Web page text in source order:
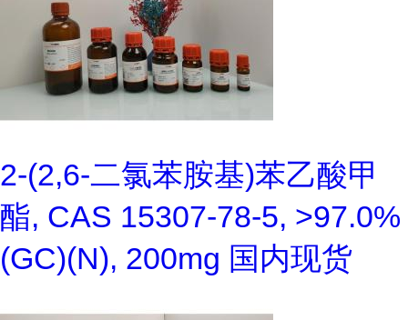
2-(2,6-二氯苯胺基)苯乙酸甲
酯, CAS 15307-78-5, >97.0%
(GC)(N), 200mg 国内现货